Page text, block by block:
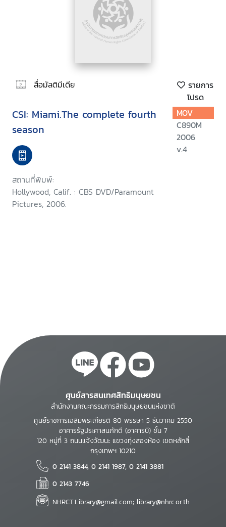
สื่อมัลติมีเดีย
รายการ
โปรด
CSI: Miami.The complete fourth
season
สถานที่พิมพ์:
Hollywood, Calif. : CBS DVD/Paramount
Pictures, 2006.
MOV
C890M
2006
v.4
ศูนย์สารสนเทศสิทธิมนุษยชน
สำนักงานคณะกรรมการสิทธิมนุษยชนแห่งชาติ
ศูนย์ราชการเฉลิมพระเกียรติ 80 พรรษา 5 ธันวาคม 2550
อาคารรัฐประศาสนภักดี (อาคารบี) ชั้น 7
120 หมู่ที่ 3 ถนนแจ้งวัฒนะ แขวงทุ่งสองห้อง เขตหลักสี่
กรุงเทพฯ 10210
0 2141 3844, 0 2141 1987, 0 2141 3881
0 2143 7746
NHRCT.Library@gmail.com; library@nhrc.or.th